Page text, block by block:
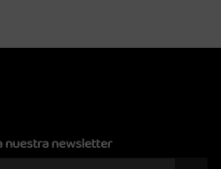
nuestra newsletter